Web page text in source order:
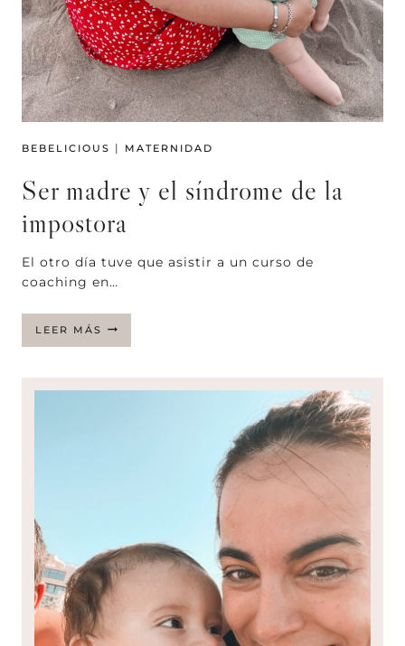
BEBELICIOUS | MATERNIDAD
Ser madre y el síndrome de la
impostora
El otro día tuve que asistir a un curso de
coaching en…
LEER MÁS SER
MADRE
EL
SÍNDROME